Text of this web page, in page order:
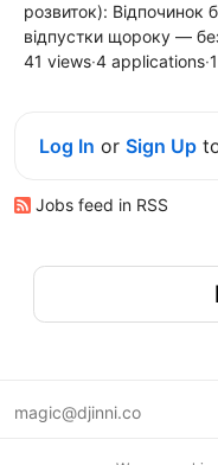
розвиток): Відпочинок
відпустки щороку —
41 views·4 applications·
Log In or Sign Up
Jobs feed in RSS
magic@djinni.co